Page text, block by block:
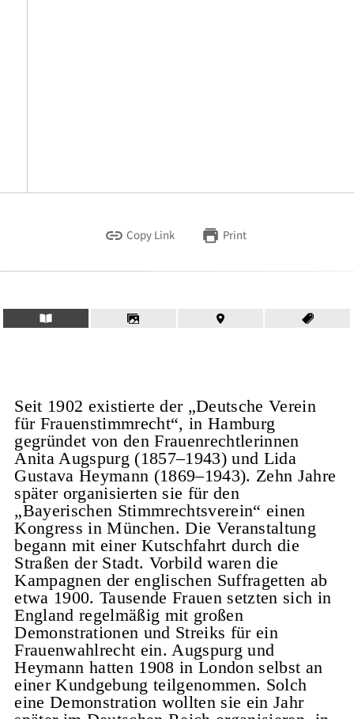
Copy Link Print
Seit 1902 existierte der „Deutsche Verein
für Frauenstimmrecht“, in Hamburg
gegründet von den Frauenrechtlerinnen
Anita Augspurg (1857–1943) und Lida
Gustava Heymann (1869–1943). Zehn Jahre
später organisierten sie für den
„Bayerischen Stimmrechtsverein“ einen
Kongress in München. Die Veranstaltung
begann mit einer Kutschfahrt durch die
Straßen der Stadt. Vorbild waren die
Kampagnen der englischen Suffragetten ab
etwa 1900. Tausende Frauen setzten sich in
England regelmäßig mit großen
Demonstrationen und Streiks für ein
Frauenwahlrecht ein. Augspurg und
Heymann hatten 1908 in London selbst an
einer Kundgebung teilgenommen. Solch
eine Demonstration wollten sie ein Jahr